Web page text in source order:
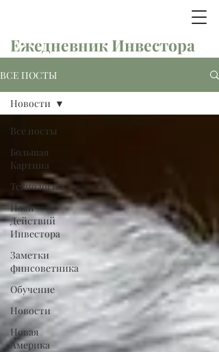
Ежедневник Инвестора
ВСЕ ПОСТЫ
Все посты
Большая
Картина
Технологии
План
Действий
Инвестора
Заметки
финсоветника
Обучение
Новости
Новая
Америка
Новости